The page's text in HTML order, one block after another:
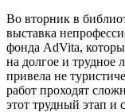
Во вторник в
выставка
фонда AdVita,
на долгое и трудное
привела не
работ проходят
этот трудный этап и